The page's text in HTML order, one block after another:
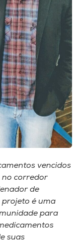
vencidos
no corredor
de
projeto é uma
para
suas